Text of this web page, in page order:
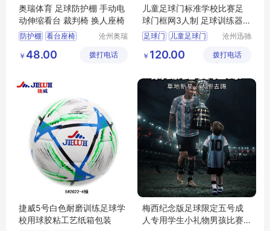
奥瑞体育 足球防护棚 手动电
动伸缩看台 裁判椅 换人座椅
防护棚 看台座椅
足球替补席
沧州奥瑞
制造有限
￥ 48.00 拨打电话
儿童足球门标准学校比赛足
球门框网3人制 足球训练器材
1.2X0.8米
足球门
儿童足球门
少儿足球门
沧州迅驰
有限公司
￥ 120.00 拨打电话
捷威5号白色耐磨训练足球学
校用球胶粘工艺纸箱包装
梅西纪念版足球限定五号成
人专用学生小礼物男孩比赛